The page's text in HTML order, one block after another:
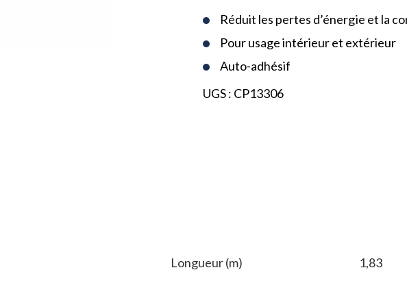
Réduit les pertes d’énergie et la
Pour usage intérieur et extérieur
Auto-adhésif
UGS : CP13306
Longueur (m) 1,83